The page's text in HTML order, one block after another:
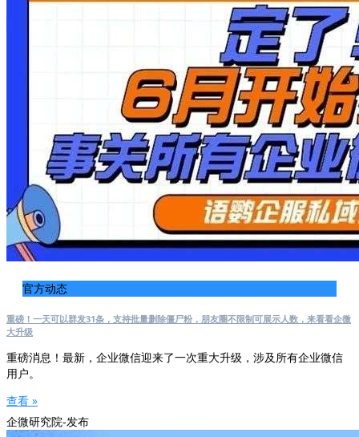
官方动态
重磅！一天可以群发31条，支持批量删除僵尸粉，朋友圈不限制可展示人数，来看看企微
大升级
重磅消息！最新，企业微信迎来了一次重大升级，涉及所有企业微信
用户。
查看 »
企微研究院-发布